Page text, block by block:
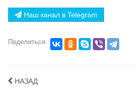
Наш канал в Telegram
Поделиться
НАЗАД